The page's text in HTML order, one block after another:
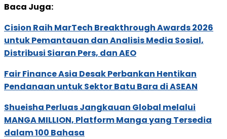
Baca Juga:
Cision Raih MarTech Breakthrough Awards 2026
untuk Pemantauan dan Analisis Media Sosial,
Distribusi Siaran Pers, dan AEO
Fair Finance Asia Desak Perbankan Hentikan
Pendanaan untuk Sektor Batu Bara di ASEAN
Shueisha Perluas Jangkauan Global melalui
MANGA MILLION, Platform Manga yang Tersedia
dalam 100 Bahasa